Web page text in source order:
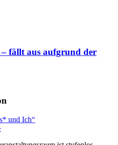
fällt aus aufgrund der
und Ich“